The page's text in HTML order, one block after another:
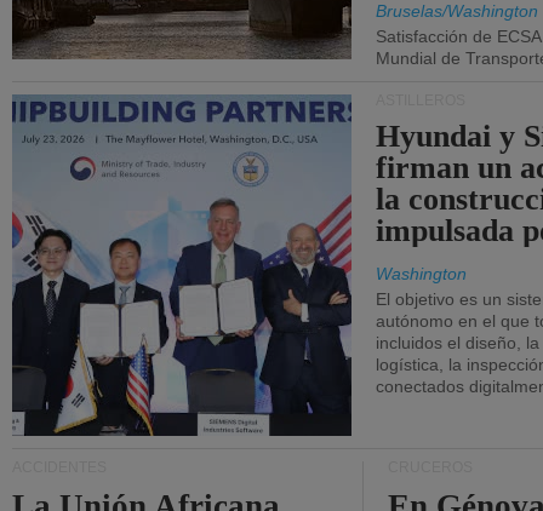
Bruselas/Washington
Satisfacción de
Mundial de
Hyundai y
firman un
la
impulsada
Washington
El objetivo es un
autónomo en el que
incluidos el diseño,
logística, la
conectados